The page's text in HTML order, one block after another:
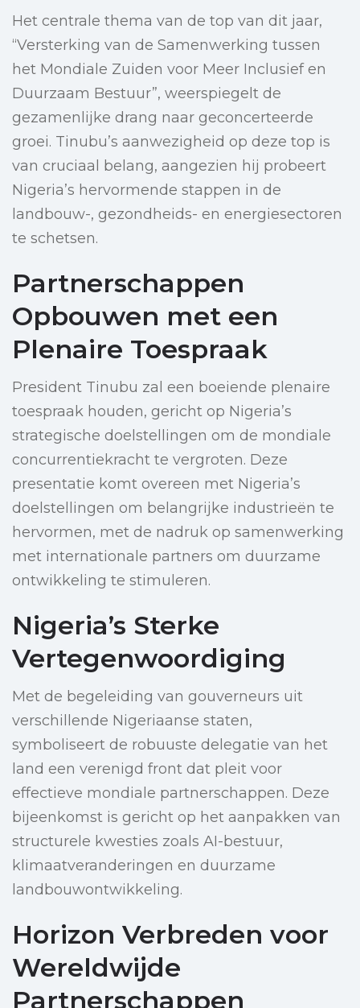
Het centrale thema van de top van dit jaar,
“Versterking van de Samenwerking tussen
het Mondiale Zuiden voor Meer Inclusief en
Duurzaam Bestuur”, weerspiegelt de
gezamenlijke drang naar geconcerteerde
groei. Tinubu’s aanwezigheid op deze top is
van cruciaal belang, aangezien hij probeert
Nigeria’s hervormende stappen in de
landbouw-, gezondheids- en energiesectoren
te schetsen.
Partnerschappen
Opbouwen met een
Plenaire Toespraak
President Tinubu zal een boeiende plenaire
toespraak houden, gericht op Nigeria’s
strategische doelstellingen om de mondiale
concurrentiekracht te vergroten. Deze
presentatie komt overeen met Nigeria’s
doelstellingen om belangrijke industrieën te
hervormen, met de nadruk op samenwerking
met internationale partners om duurzame
ontwikkeling te stimuleren.
Nigeria’s Sterke
Vertegenwoordiging
Met de begeleiding van gouverneurs uit
verschillende Nigeriaanse staten,
symboliseert de robuuste delegatie van het
land een verenigd front dat pleit voor
effectieve mondiale partnerschappen. Deze
bijeenkomst is gericht op het aanpakken van
structurele kwesties zoals AI-bestuur,
klimaatveranderingen en duurzame
landbouwontwikkeling.
Horizon Verbreden voor
Wereldwijde
Partnerschappen